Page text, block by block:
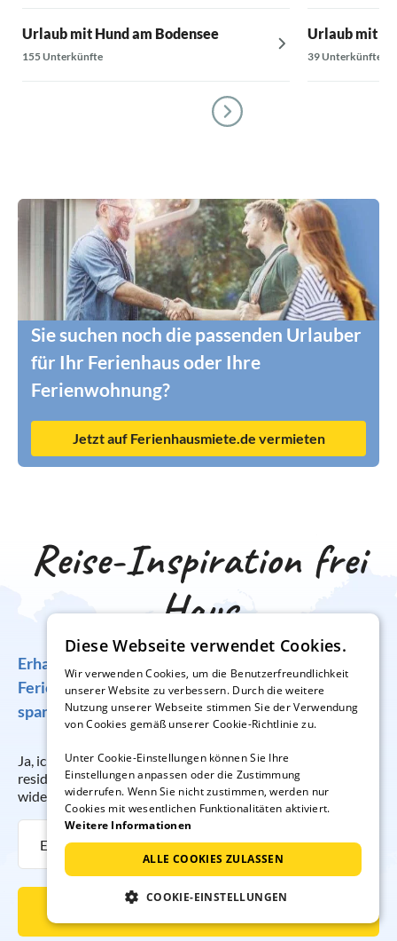
Urlaub mit Hund am Bodensee
155 Unterkünfte
Urlaub mit
39 Unterkünfte
Sie suchen noch die passenden Urlauber
für Ihr Ferienhaus oder Ihre
Ferienwohnung?
Jetzt auf Ferienhausmiete.de vermieten
Reise-Inspiration frei
Haus
Erhalten Sie regelmäßig Angebote für traumhafte
Ferienunterkünfte, tolle Gewinnspiele und
spannende Reisetipps!
Ja, ich möchte regelmäßig per E-Mail den Newsletter der
resido GmbH erhalten. Die Anmeldung kann ich jederzeit
widerrufen.
Diese Webseite verwendet Cookies.
Wir verwenden Cookies, um die Benutzerfreundlichkeit
unserer Website zu verbessern. Durch die weitere
Nutzung unserer Webseite stimmen Sie der Verwendung
von Cookies gemäß unserer Cookie-Richtlinie zu.
Unter Cookie-Einstellungen können Sie Ihre
Einstellungen anpassen oder die Zustimmung
widerrufen. Wenn Sie nicht zustimmen, werden nur
Cookies mit wesentlichen Funktionalitäten aktiviert.
Weitere Informationen
ALLE COOKIES ZULASSEN
COOKIE-EINSTELLUNGEN